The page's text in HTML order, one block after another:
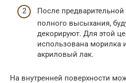
После
полного высыхания,
декорируют. Для этой
использована морилка
акриловый лак.
На внутренней поверхности